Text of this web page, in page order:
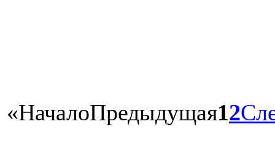
«НачалоПредыдущая12